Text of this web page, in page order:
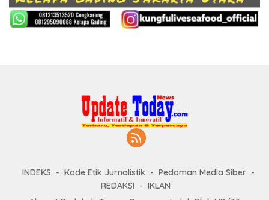
INDEKS Kode Etik Jurnalistik
Pedoman Media Siber
REDAKSI
IKLAN